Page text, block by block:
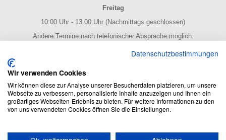
Freitag
10:00 Uhr - 13.00 Uhr (Nachmittags geschlossen)
Andere Termine nach telefonischer Absprache möglich.
NOTENPOST BY ERES Edition
NOTENPOST BY ERES Edition: Der Noten Online Shop - enthält
Datenschutzbestimmungen
Wir verwenden Cookies
Wir können diese zur Analyse unserer Besucherdaten platzieren, um unsere
Webseite zu verbessern, personalisierte Inhalte anzuzeigen und Ihnen ein
großartiges Webseiten-Erlebnis zu bieten. Für weitere Informationen zu den
von uns verwendeten Cookies öffnen Sie die Einstellungen.